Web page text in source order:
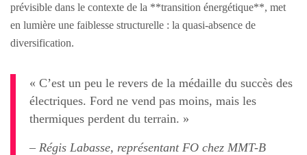
prévisible dans le contexte de la **transition énergétique**, met
en lumière une faiblesse structurelle : la quasi-absence de
diversification.
« C’est un peu le revers de la médaille du succès des
électriques. Ford ne vend pas moins, mais les
thermiques perdent du terrain. »
– Régis Labasse, représentant FO chez MMT-B